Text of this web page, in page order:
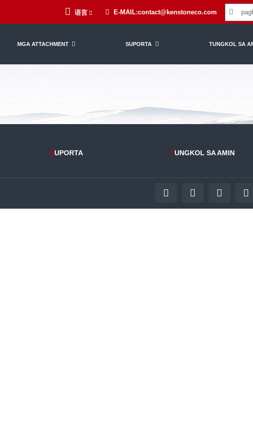
语言 E-MAIL:contact@kenstoneco.com
MGA ATTACHMENT SUPORTA TUNGKOL SA
SUPORTA TUNGKOL SA AMIN